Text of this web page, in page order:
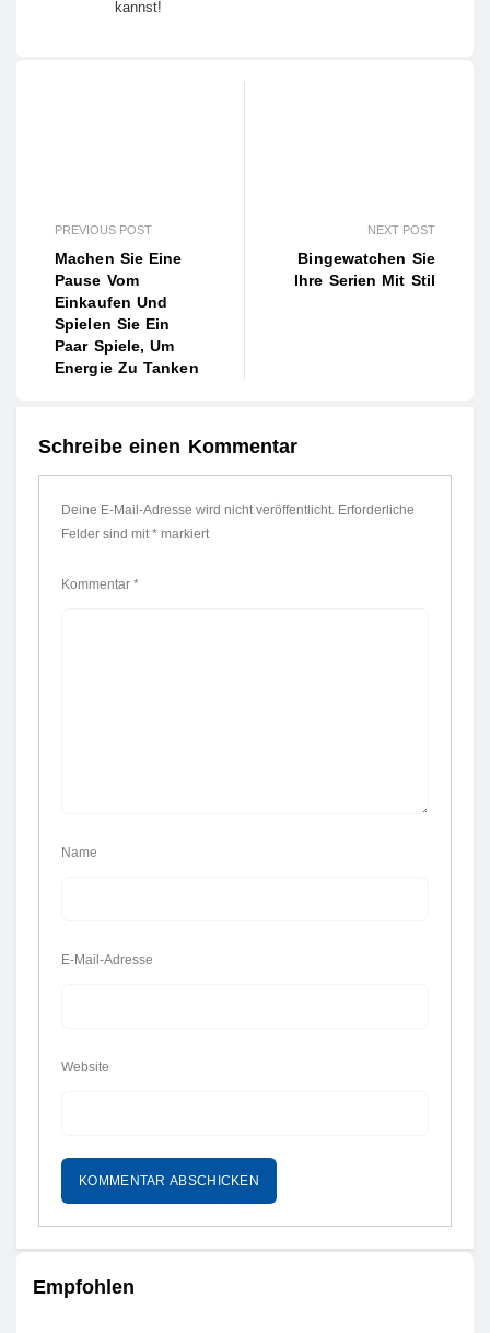
kannst!
PREVIOUS POST
Machen Sie Eine
Pause Vom
Einkaufen Und
Spielen Sie Ein
Paar Spiele, Um
Energie Zu Tanken
NEXT POST
Bingewatchen Sie
Ihre Serien Mit Stil
Schreibe einen Kommentar
Deine E-Mail-Adresse wird nicht veröffentlicht. Erforderliche
Felder sind mit * markiert
Kommentar *
Name
E-Mail-Adresse
Website
Empfohlen